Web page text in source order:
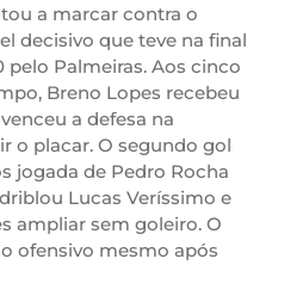
a marcar contra o
decisivo que teve na final
Palmeiras. Aos cinco
Breno Lopes recebeu
a defesa na
o placar. O segundo gol
jogada de Pedro Rocha
Lucas Veríssimo e
ampliar sem goleiro. O
ofensivo mesmo após